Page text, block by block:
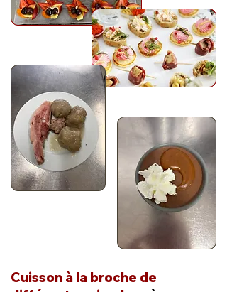
Cuisson à la broche de